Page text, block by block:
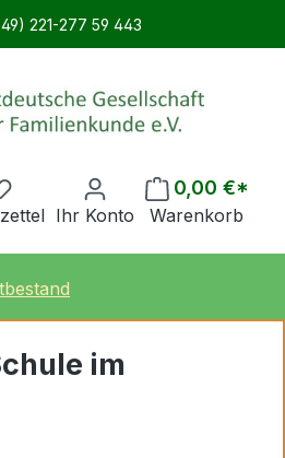
221-277 59 443
Ihr Konto
0,00 €*
Warenkorb
im